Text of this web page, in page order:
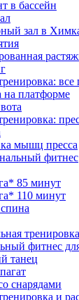
в бассейн
зал в
на платформе
мышц пресса
фитнес
85 минут
110 минут
тренировка
фитнес
танец
снарядами
и